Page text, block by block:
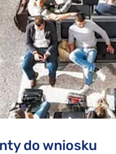
do wniosku